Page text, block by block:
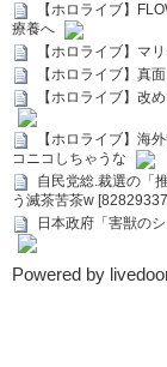
【ホロライブ】
療養へ
【ホロライブ】マ
【ホロライブ】真
【ホロライブ】改
【ホロライブ】海
コニコしちゃうな
自民党総.裁選の「
う滅茶苦茶w
日本政府「害獣の
Powered by